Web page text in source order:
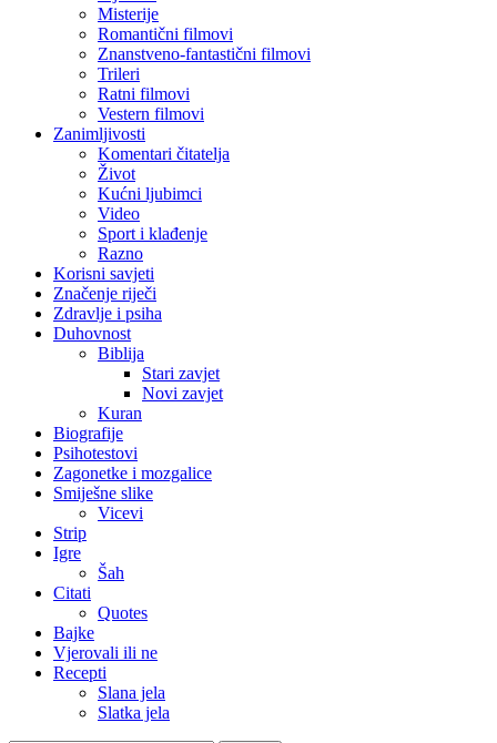
Misterije
Romantični filmovi
Znanstveno-fantastični filmovi
Trileri
Ratni filmovi
Vestern filmovi
Zanimljivosti
Komentari čitatelja
Život
Kućni ljubimci
Video
Sport i klađenje
Razno
Korisni savjeti
Značenje riječi
Zdravlje i psiha
Duhovnost
Biblija
Stari zavjet
Novi zavjet
Kuran
Biografije
Psihotestovi
Zagonetke i mozgalice
Smiješne slike
Vicevi
Strip
Igre
Šah
Citati
Quotes
Bajke
Vjerovali ili ne
Recepti
Slana jela
Slatka jela